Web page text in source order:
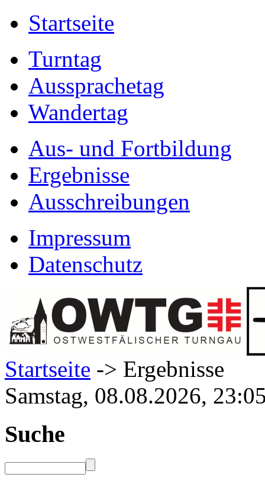
Startseite
Turntag
Aussprachetag
Wandertag
Aus- und Fortbildung
Ergebnisse
Ausschreibungen
Impressum
Datenschutz
Startseite -> Ergebnisse
Samstag, 08.08.2026,
Suche